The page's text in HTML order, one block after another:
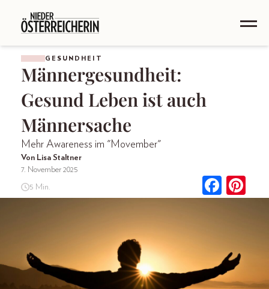
GESUNDHEIT
Männergesundheit:
Gesund Leben ist auch
Männersache
Mehr Awareness im "Movember"
Von Lisa Staltner
7. November 2025
5 Min.